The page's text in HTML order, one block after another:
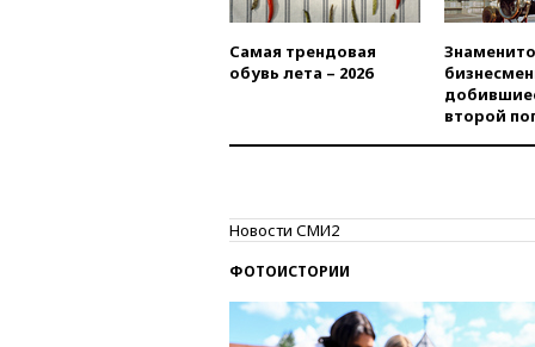
Самая трендовая
обувь лета – 2026
второй
Новости СМИ2
ФОТОИСТОРИИ